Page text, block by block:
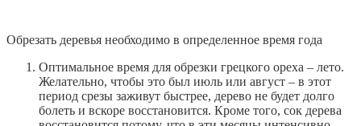
Обрезать деревья необходимо в определенное время года
Оптимальное время для обрезки грецкого ореха – лето.
Желательно, чтобы это был июль или август – в этот
период срезы заживут быстрее, дерево не будет долго
болеть и вскоре восстановится. Кроме того, сок дерева